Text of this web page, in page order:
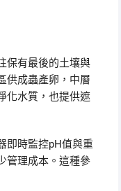
保有最後的土壤與
供成蟲產卵，中層
化水質，也提供遮
即時監控pH值與重
管理成本。這種參